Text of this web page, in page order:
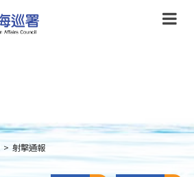
> 射擊通報